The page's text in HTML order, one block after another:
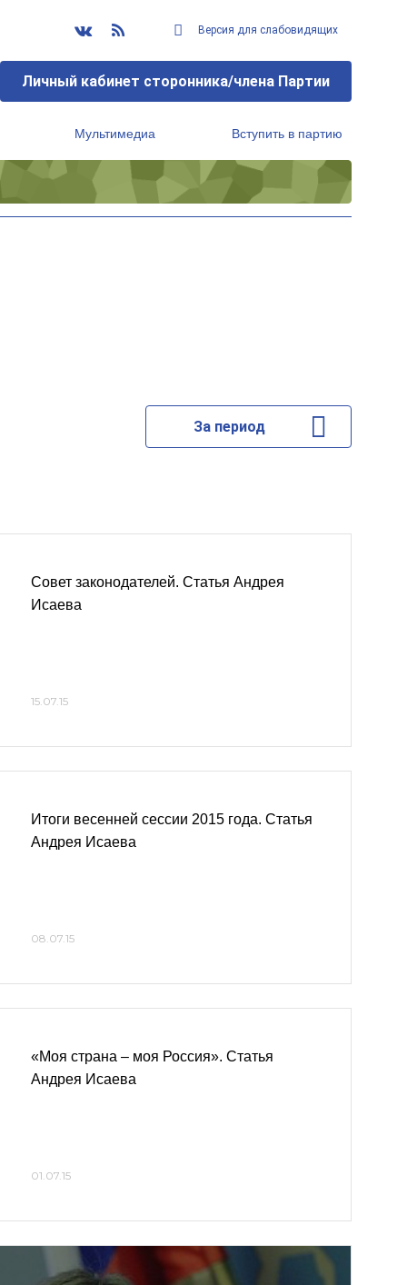
Версия для слабовидящих
Личный кабинет сторонника/члена Партии
Мультимедиа Вступить в партию
За период
Совет законодателей. Статья Андрея
Исаева
15.07.15
Итоги весенней сессии 2015 года. Статья
Андрея Исаева
08.07.15
«Моя страна – моя Россия». Статья
Андрея Исаева
01.07.15